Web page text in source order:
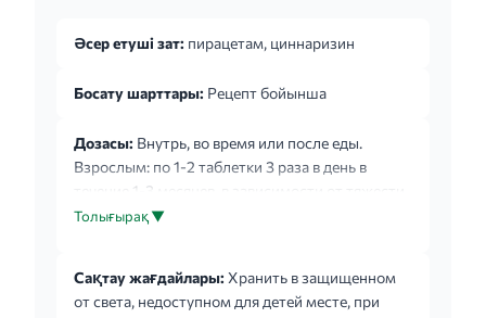
Әсер етуші зат: пирацетам, циннаризин
Босату шарттары: Рецепт бойынша
Дозасы: Внутрь, во время или после еды.
Взрослым: по 1-2 таблетки 3 раза в день в
течение 1-3 месяцев, в зависимости от тяжести
заболевания. Возможно проведение повторных
применять более 3 месяцев. Для профилактики
кинетозов: у взрослых - по 1 таблетке, у детей
Толығырақ ▼
Сақтау жағдайлары: Хранить в защищенном
от света, недоступном для детей месте, при